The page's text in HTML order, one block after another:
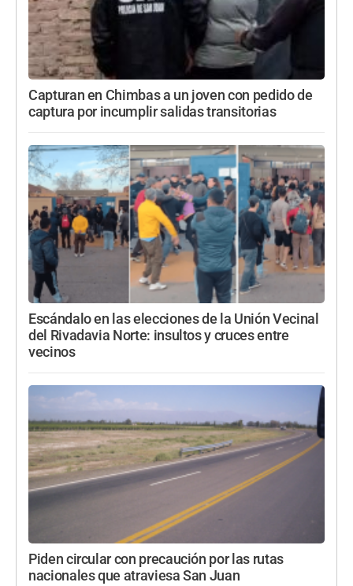
Capturan en Chimbas a un joven con pedido de
captura por incumplir salidas transitorias
Escándalo en las elecciones de la Unión Vecinal
del Rivadavia Norte: insultos y cruces entre
vecinos
Piden circular con precaución por las rutas
nacionales que atraviesa San Juan